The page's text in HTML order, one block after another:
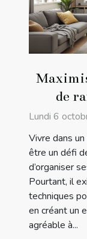
de
Lundi 6
Vivre dans
être un défi
d’organiser
Pourtant, il
techniques
en créant un
agréable à...